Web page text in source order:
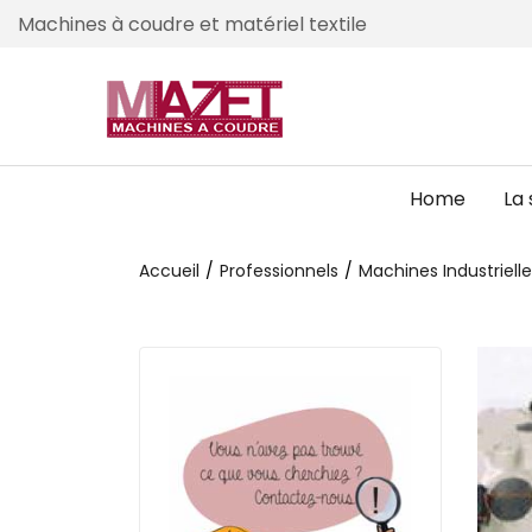
Machines à coudre et matériel textile
Home
Accueil Professionnels Machines